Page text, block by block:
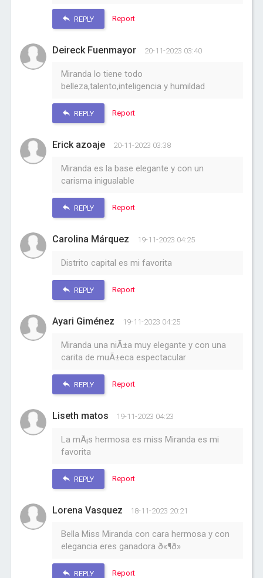
REPLY Report
Deireck Fuenmayor 20-11-2023 03:40
Miranda lo tiene todo
belleza,talento,inteligencia y humildad
REPLY Report
Erick azoaje 20-11-2023 03:38
Miranda es la base elegante y con un
carisma inigualable
REPLY Report
Carolina Márquez 19-11-2023 04:25
Distrito capital es mi favorita
REPLY Report
Ayari Giménez 19-11-2023 04:25
Miranda una niÃ±a muy elegante y con una
carita de muÃ±eca espectacular
REPLY Report
Liseth matos 19-11-2023 04:23
La mÃ¡s hermosa es miss Miranda es mi
favorita
REPLY Report
Lorena Vasquez 18-11-2023 20:21
Bella Miss Miranda con cara hermosa y con
elegancia eres ganadora ð«¶ð»
REPLY Report